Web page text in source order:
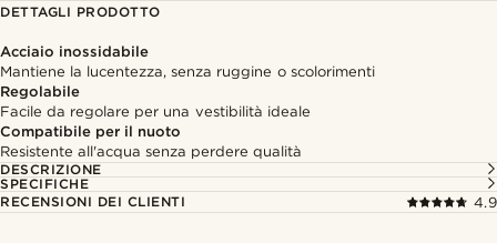
DETTAGLI PRODOTTO
Acciaio inossidabile
Mantiene la lucentezza, senza ruggine o scolorimenti
Regolabile
Facile da regolare per una vestibilità ideale
Compatibile per il nuoto
Resistente all'acqua senza perdere qualità
DESCRIZIONE
SPECIFICHE
RECENSIONI DEI CLIENTI
4.9